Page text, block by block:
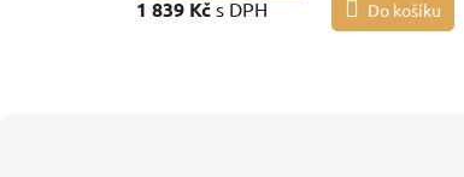
1 839 Kč s DPH Do košíku